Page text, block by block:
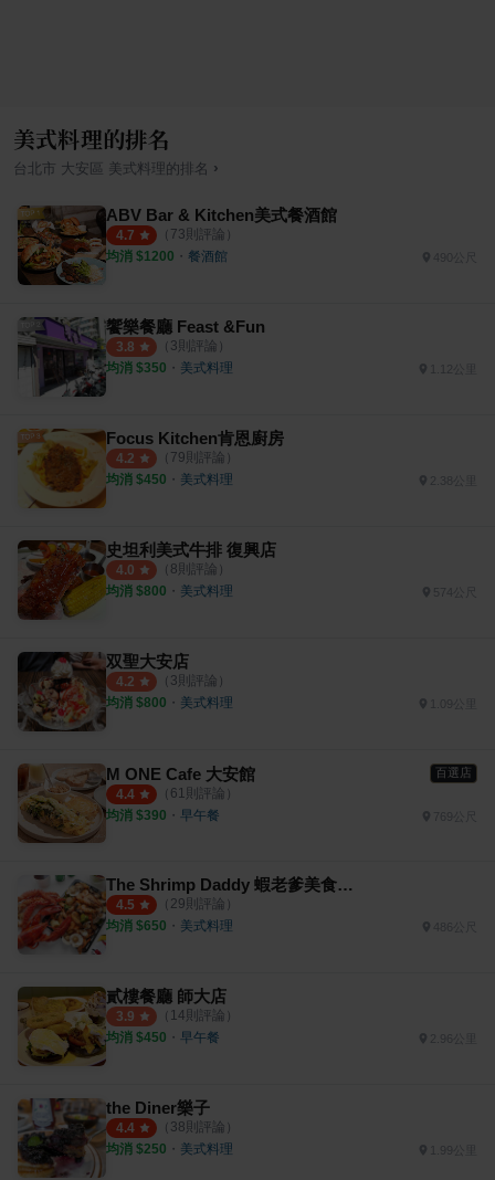
美式料理的排名
台北市 大安區 美式料理的排名 ›
ABV Bar & Kitchen美式餐酒館
4.7 （ 73則評論）
均消 $1200 ・ 餐酒館 490公尺
饗樂餐廳 Feast &Fun
3.8 （ 3則評論）
均消 $350 ・ 美式料理
Focus Kitchen肯恩廚房
4.2 （ 79則評論）
均消 $450 ・ 美式料理
史坦利美式牛排 復興店
4.0 （ 8則評論）
均消 $800 ・ 美式料理 574公尺
双聖大安店
4.2 （ 3則評論）
均消 $800 ・ 美式料理
M ONE Cafe 大安館 百選店
4.4 （ 61則評論）
均消 $390 ・ 早午餐
The Shrimp Daddy 蝦老爹美食海鮮
4.5 （ 29則評論）
均消 $650 ・ 美式料理 486公尺
貳樓餐廳 師大店
3.9 （ 14則評論）
均消 $450 ・ 早午餐
the Diner樂子
4.4 （ 38則評論）
均消 $250 ・ 美式料理